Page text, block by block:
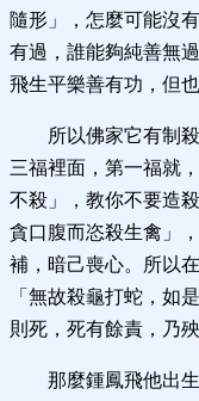
隨形」，怎麼可能沒
有過，誰能夠純善無
飛生平樂善有功，但也
所以佛家它有制
三福裡面，第一福就
不殺」，教你不要造
貪口腹而恣殺生禽」
補，暗己喪心。所以
「無故殺龜打蛇，如
則死，死有餘責，乃
那麼鍾鳳飛他出